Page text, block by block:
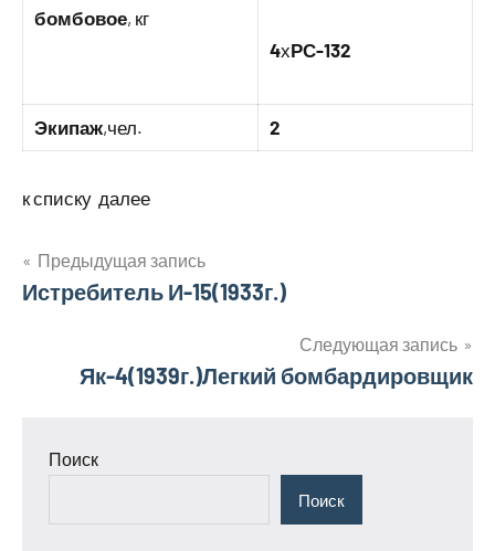
бомбовое, кг
4хРС-132
Экипаж,чел. 2
к списку далее
Навигация
по
Предыдущая запись
Истребитель И-15(1933г.)
Следующая запись
Як-4(1939г.)Легкий бомбардировщик
Поиск
Поиск